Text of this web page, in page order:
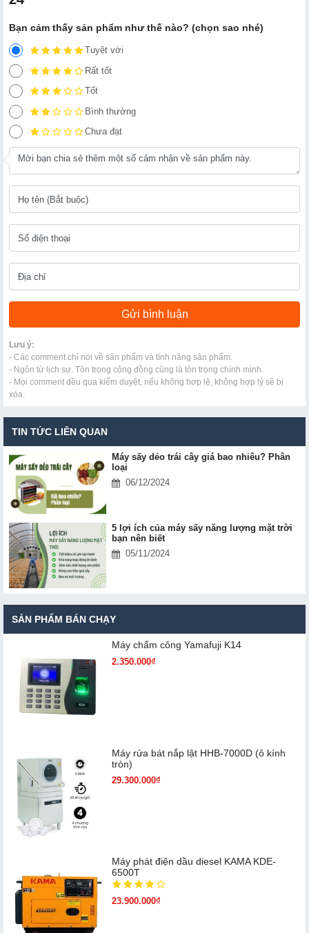
Bạn cảm thấy sản phẩm như thế nào? (chọn sao nhé)
Tuyệt vời
Rất tốt
Tốt
Bình thường
Chưa đạt
Lưu ý:
- Các comment chỉ nói về sản phẩm và tính năng sản phẩm.
- Ngôn từ lịch sự. Tôn trọng cộng đồng cũng là tôn trọng chính mình.
- Mọi comment đều qua kiểm duyệt, nếu không hợp lệ, không hợp lý sẽ bị
xóa.
TIN TỨC LIÊN QUAN
Máy sấy dẻo trái cây giá bao nhiêu? Phân
loại
06/12/2024
5 lợi ích của máy sấy năng lượng mặt trời
bạn nên biết
05/11/2024
SẢN PHẨM BÁN CHẠY
Máy chấm cô​ng Yamafuji K14
2.350.000₫
Máy rửa bát nắp lật HHB-7000D (ô kính
tròn)
29.300.000₫
Máy phát điện dầu diesel KAMA KDE-
6500T
23.900.000₫